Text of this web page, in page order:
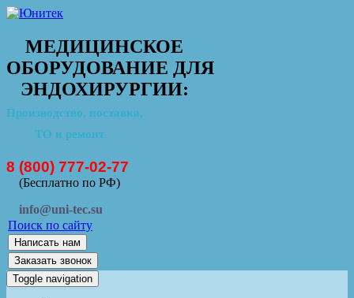
МЕДИЦИНСКОЕ
ОБОРУДОВАНИЕ ДЛЯ
ЭНДОХИРУРГИИ:
Производство, поставка,
ТО и ремонт
8 (800) 777-02-77
(Бесплатно по РФ)
info@uni-tec.su
Поиск по сайту
Написать нам
Заказать звонок
Toggle navigation